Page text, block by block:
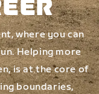
where you can
Helping more
is at the core of
boundaries,